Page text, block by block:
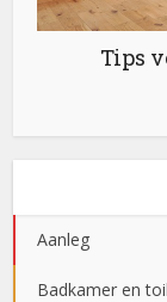
Tips
Aanleg
Badkamer en